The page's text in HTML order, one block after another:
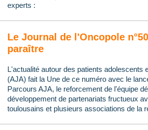
experts :
Le Journal de l'Oncopole
paraître
L'actualité autour des patients adolescents
(AJA) fait la Une de ce numéro avec le
Parcours AJA, le reforcement de l'équipe
développement de partenariats fructueux
toulousains et plusieurs associations de la